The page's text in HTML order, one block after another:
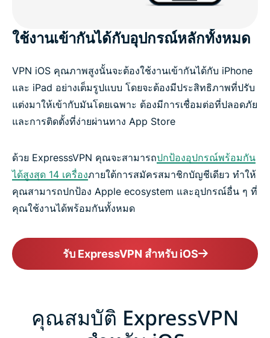
ใช้งานเข้ากันได้กับอุปกรณ์หลักทั้งหมด
VPN iOS คุณภาพสูงนั้นจะต้องใช้งานเข้ากันได้กับ iPhone
และ iPad อย่างเต็มรูปแบบ โดยจะต้องมีประสิทธิภาพที่ปรับ
แต่งมาให้เข้ากับมันโดยเฉพาะ ต้องมีการเชื่อมต่อที่ปลอดภัย
และการติดตั้งที่ง่ายผ่านทาง App Store
ด้วย ExpresssVPN คุณจะสามารถปกป้องอุปกรณ์พร้อมกัน
ได้สูงสุด 14 เครื่องภายใต้การสมัครสมาชิกบัญชีเดียว ทำให้
คุณสามารถปกป้อง Apple ecosystem และอุปกรณ์อื่น ๆ ที่
คุณใช้งานได้พร้อมกันทั้งหมด
รับ ExpressVPN สำหรับ iOS
คุณสมบัติ ExpressVPN